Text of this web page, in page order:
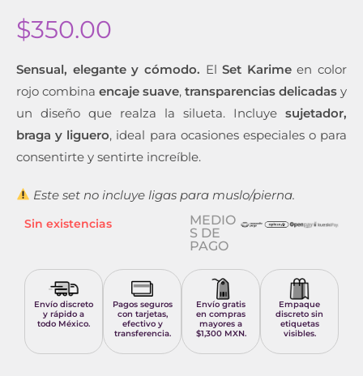
$350.00
Sensual, elegante y cómodo. ElSet Karimeen color
rojo combina encaje suave, transparencias delicadas y
un diseño que realza la silueta. Incluye sujetador,
braga y liguero, ideal para ocasiones especiales o para
consentirte y sentirte increíble.
Este set no incluye ligas para muslo/pierna.
Sin existencias
MEDIO
S DE
PAGO
Envío discreto
y rápido a
todo México.
Pagos seguros
con tarjetas,
efectivo y
transferencia.
Envío gratis
en compras
mayores a
$1,300 MXN.
Empaque
discreto sin
etiquetas
visibles.